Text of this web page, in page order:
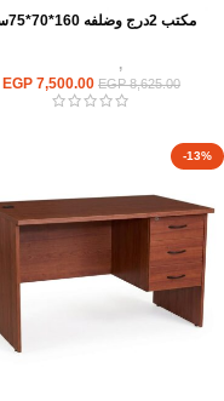
مكتب 2درج وضلفه 160*70*75سم
مكاتب,
EGP8,625.00
EGP 7,500.00
-13%